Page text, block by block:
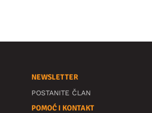
NEWSLETTER
POSTANITE ČLAN
POMOĆ I KONTAKT